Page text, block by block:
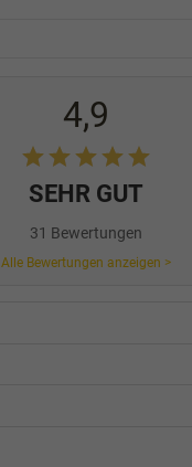
4,9
SEHR GUT
31 Bewertungen
Alle Bewertungen anzeigen >